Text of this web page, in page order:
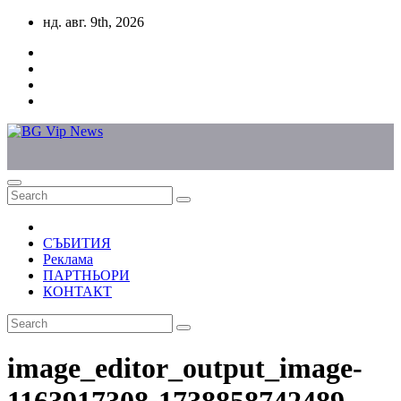
Skip
content
нд. авг. 9th, 2026
СЪБИТИЯ
Реклама
ПАРТНЬОРИ
КОНТАКТ
image_editor_output_image-